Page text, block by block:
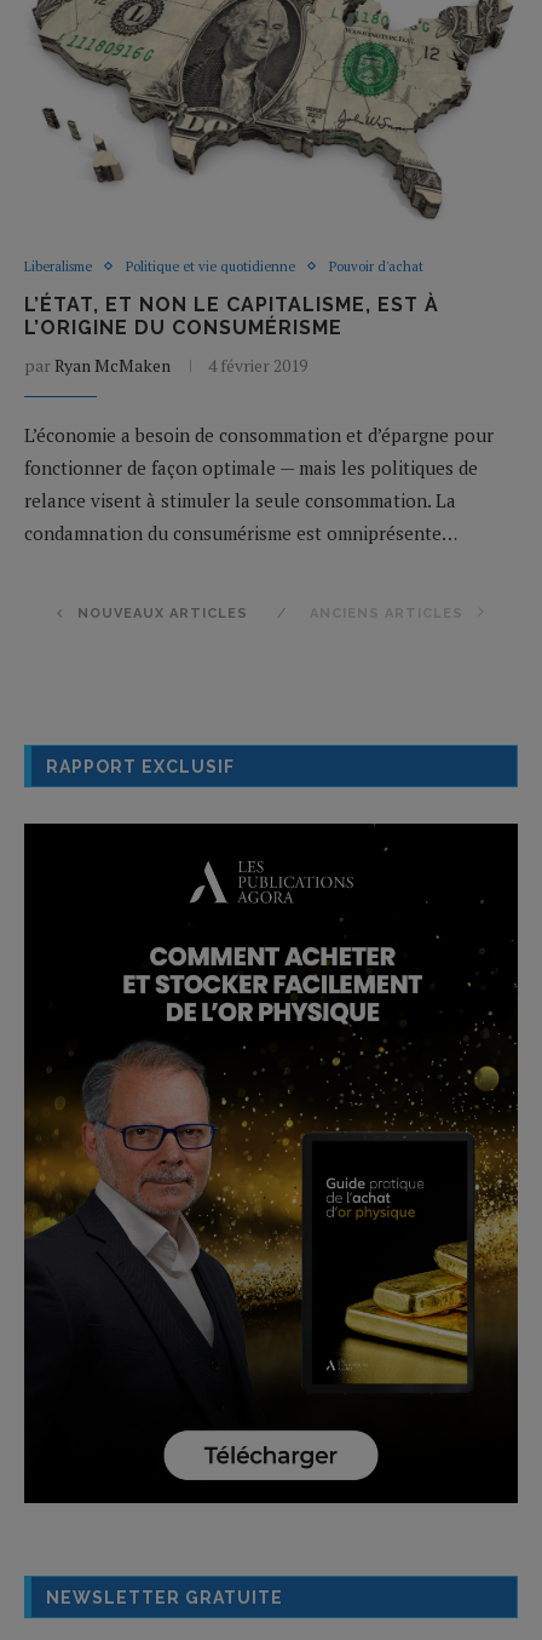
Liberalisme Politique et vie quotidienne Pouvoir d'achat
L’ÉTAT, ET NON LE CAPITALISME, EST À
L’ORIGINE DU CONSUMÉRISME
parRyan McMaken 4 février 2019
L’économie a besoin de consommation et d’épargne pour
fonctionner de façon optimale — mais les politiques de
relance visent à stimuler la seule consommation. La
condamnation du consumérisme est omniprésente…
NOUVEAUX ARTICLES ANCIENS ARTICLES
RAPPORT EXCLUSIF
NEWSLETTER GRATUITE